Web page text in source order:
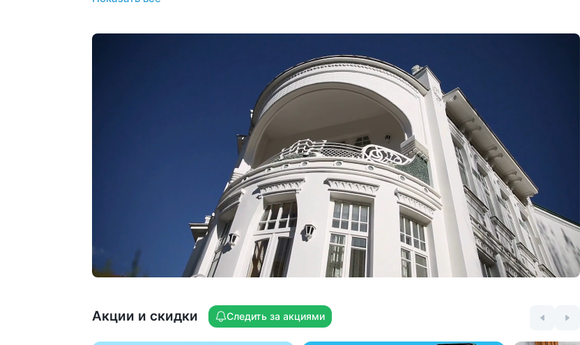
очисткой воды. Проводятся занятия
кедровая бочка (зависит от корпуса)
Территория с красивым ландшафтным
дизайном. Два корпуса санатория —
памятники истории и архитектуры: Дача
Миклашевского и Дача Мухтарова
Комфортные номера и апартаменты. Есть
номера с балконом. Во всех номерах:
кондиционер, холодильник, чайная
станция, телевизор, хороший Wi-Fi, фен,
косметические наборы, питьевая вода
в номере или на этаже
Очень хорошая вибро- и шумоизоляция
во всех корпусах
с большим выбором блюд и напитков
Хорошая программа развлечений:
35 видов физиотерапии на современных
аппаратах, грязелечение, массаж,
барокамера «БароОкс», прессотерапия,
аппаратный лимфодренажный массаж,
озоно- и карбокситерапия, ВЛОК,
ингаляции, ЛОР-процедуры, соляная
комната, кедровая бочка, криотерапия,
психотерапия
Тракционный комплекс KINETRAС —
сухое вытяжение позвоночника,
коррекция осанки и спортивная
реабилитация
Уникально! Гравитационный тренинг
3D NEWTON ­— тренажер с вращением
Акции и скидки Следить за акциями